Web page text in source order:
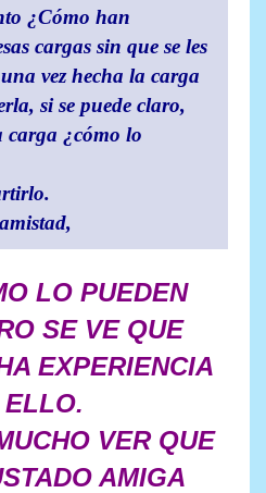
¿Cómo han
cargas sin que se les
vez hecha la carga
si se puede claro,
carga ¿cómo lo
LO PUEDEN
SE VE QUE
EXPERIENCIA
ELLO.
VER QUE
AMIGA